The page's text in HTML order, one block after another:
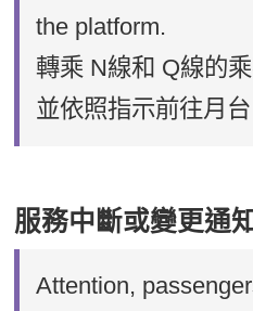
the platform.
轉乘 N線和 Q線的
並依照指示前往月台
服務中斷或變更通知
Attention,